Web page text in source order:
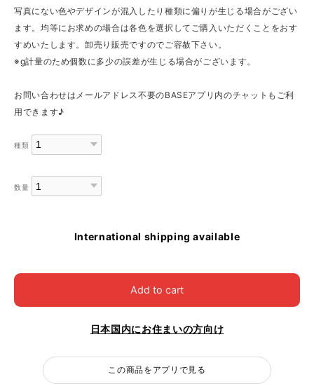
写真にない色やデザインが混入したり種類に偏りが生じる場合がござい
ます。均等にお求めの場合は各色を選択してご購入いただくことをおす
すめいたします。卸売り販売ですのでご容赦下さい。
※g計量のため個数に多少の誤差が生じる場合がございます。
お問い合わせはメールアドレス不要のBASEアプリ内のチャットもご利
用できます♪
種類
数量
International shipping available
Add to cart
日本国内にお住まいの方向け
この商品をアプリで見る